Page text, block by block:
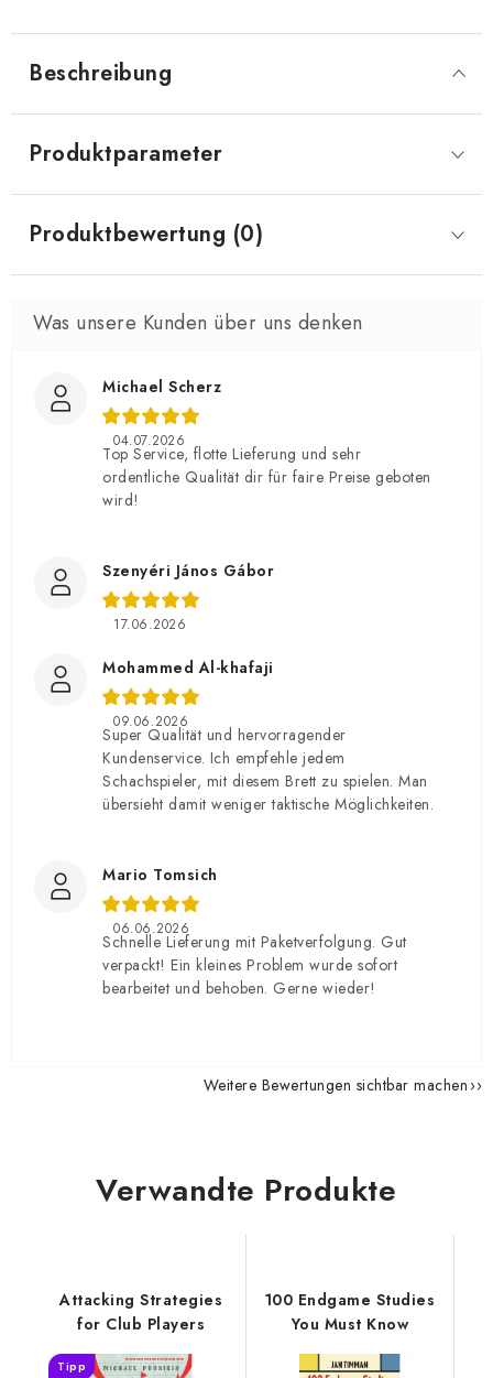
Beschreibung
Produktparameter
Produktbewertung (0)
Michael Scherz
04.07.2026
Top Service, flotte Lieferung und sehr
ordentliche Qualität dir für faire Preise geboten
wird!
Szenyéri János Gábor
17.06.2026
Mohammed Al-khafaji
09.06.2026
Super Qualität und hervorragender
Kundenservice. Ich empfehle jedem
Schachspieler, mit diesem Brett zu spielen. Man
übersieht damit weniger taktische Möglichkeiten.
Mario Tomsich
06.06.2026
Schnelle Lieferung mit Paketverfolgung. Gut
verpackt! Ein kleines Problem wurde sofort
bearbeitet und behoben. Gerne wieder!
Weitere Bewertungen sichtbar machen
Verwandte Produkte
Attacking Strategies
for Club Players
Tipp
100 Endgame Studies
You Must Know